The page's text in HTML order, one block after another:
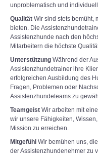
unproblematisch und individuell
Qualität Wir sind stets bemüht,
bieten. Die
Assistenzhunde nach den
Mitarbeitern die höchste
Unterstützung Während der
Assistenzhundetrainer ihre
erfolgreichen Ausbildung des
Fragen, Problemen oder
Assistenzhundeteams zu
Teamgeist Wir arbeiten mit
wir unsere Fähigkeiten,
Mission zu erreichen.
Mitgefühl Wir bemühen uns,
der Assistenzhundenehmer zu